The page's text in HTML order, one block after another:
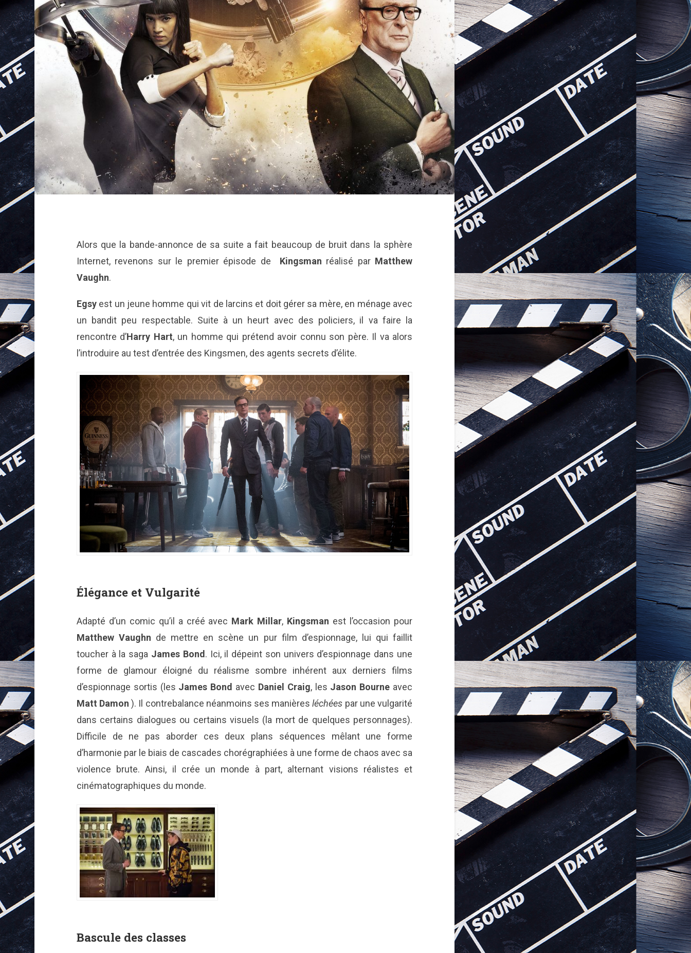
Alors que la bande-annonce de sa suite a fait beaucoup de bruit dans la sphère
Internet, revenons sur le premier épisode de Kingsman réalisé par Matthew
Vaughn.
Egsyest un jeune homme qui vit de larcins et doit gérer sa mère, en ménage avec
un bandit peu respectable. Suite à un heurt avec des policiers, il va faire la
rencontre d’Harry Hart, un homme qui prétend avoir connu son père. Il va alors
l’introduire au test d’entrée des Kingsmen, des agents secrets d’élite.
Élégance et Vulgarité
Adapté d’un comic qu’il a créé avec Mark Millar, Kingsman est l’occasion pour
Matthew Vaughn de mettre en scène un pur film d’espionnage, lui qui faillit
toucher à la saga James Bond . Ici, il dépeint son univers d’espionnage dans une
forme de glamour éloigné du réalisme sombre inhérent aux derniers films
d’espionnage sortis (les James Bond avec Daniel Craig, les Jason Bourne avec
Matt Damon ). Il contrebalance néanmoins ses manièresléchées par une vulgarité
dans certains dialogues ou certains visuels (la mort de quelques personnages).
Difficile de ne pas aborder ces deux plans séquences mêlant une forme
d’harmonie par le biais de cascades chorégraphiées à une forme de chaos avec sa
violence brute. Ainsi, il crée un monde à part, alternant visions réalistes et
cinématographiques du monde.
Bascule des classes